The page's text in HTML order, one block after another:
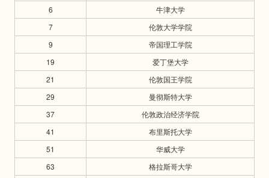
6
牛津大学
7
伦敦大学学院
9
帝国理工学院
19
爱丁堡大学
21
伦敦国王学院
29
曼彻斯特大学
37
伦敦政治经济学院
41
布里斯托大学
51
华威大学
63
格拉斯哥大学